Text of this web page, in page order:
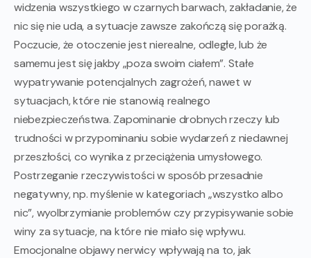
widzenia wszystkiego w czarnych barwach, zakładanie, że
nic się nie uda, a sytuacje zawsze zakończą się porażką.
Poczucie, że otoczenie jest nierealne, odległe, lub że
samemu jest się jakby „poza swoim ciałem”. Stałe
wypatrywanie potencjalnych zagrożeń, nawet w
sytuacjach, które nie stanowią realnego
niebezpieczeństwa. Zapominanie drobnych rzeczy lub
trudności w przypominaniu sobie wydarzeń z niedawnej
przeszłości, co wynika z przeciążenia umysłowego.
Postrzeganie rzeczywistości w sposób przesadnie
negatywny, np. myślenie w kategoriach „wszystko albo
nic”, wyolbrzymianie problemów czy przypisywanie sobie
winy za sytuacje, na które nie miało się wpływu.
Emocjonalne objawy nerwicy wpływają na to, jak